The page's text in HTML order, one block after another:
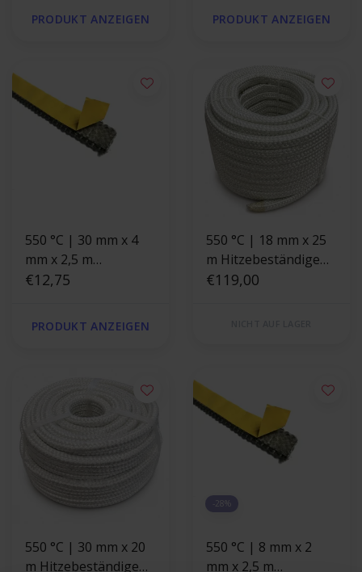
PRODUKT ANZEIGEN PRODUKT ANZEIGEN
550 °C | 30 mm x 4
mm x 2,5 m
Hitzebeständige
€12,75
PRODUKT ANZEIGEN
550 °C | 18 mm x 25
m Hitzebeständige
Schnur |
€119,00
550 °C | 30 mm x 20
m Hitzebeständige
-28%
550 °C | 8 mm x 2
mm x 2,5 m